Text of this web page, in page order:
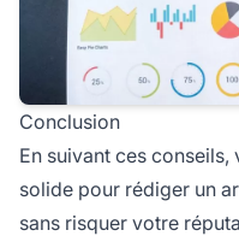
Conclusion
En suivant ces conseils,
solide pour rédiger un
sans risquer votre